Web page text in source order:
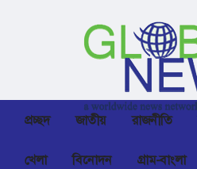
প্রচ্ছদ জাতীয় রাজনীতি
খেলা বিনোদন গ্রাম-বাংলা